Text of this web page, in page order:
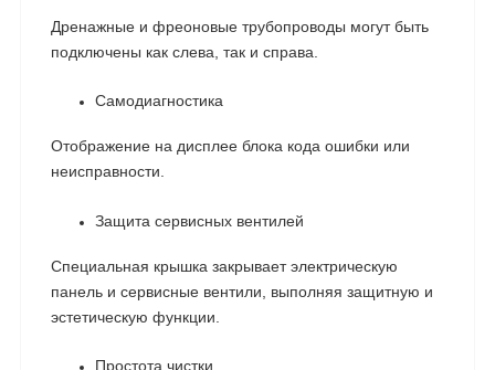
Дренажные и фреоновые трубопроводы могут быть
подключены как слева, так и справа.
Самодиагностика
Отображение на дисплее блока кода ошибки или
неисправности.
Защита сервисных вентилей
Специальная крышка закрывает электрическую
панель и сервисные вентили, выполняя защитную и
эстетическую функции.
Простота чистки